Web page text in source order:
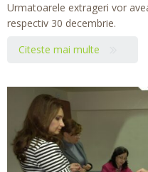
Urmatoarele extrageri vor
respectiv 30 decembrie.
Citeste mai multe